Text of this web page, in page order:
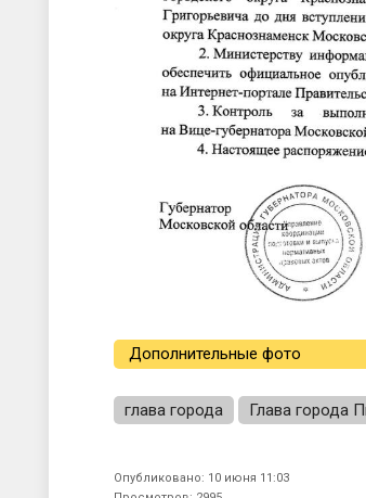
Дополнительные фото
глава города Глава города
Опубликовано: 10 июня 11:03